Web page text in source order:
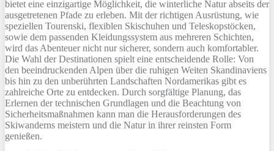
bietet eine einzigartige Möglichkeit, die winterliche Natur abseits der
ausgetretenen Pfade zu erleben. Mit der richtigen Ausrüstung, wie
speziellen Tourenski, flexiblen Skischuhen und Teleskopstöcken,
sowie dem passenden Kleidungssystem aus mehreren Schichten,
wird das Abenteuer nicht nur sicherer, sondern auch komfortabler.
Die Wahl der Destinationen spielt eine entscheidende Rolle: Von
den beeindruckenden Alpen über die ruhigen Weiten Skandinaviens
bis hin zu den unberührten Landschaften Nordamerikas gibt es
zahlreiche Orte zu entdecken. Durch sorgfältige Planung, das
Erlernen der technischen Grundlagen und die Beachtung von
Sicherheitsmaßnahmen kann man die Herausforderungen des
Skiwanderns meistern und die Natur in ihrer reinsten Form
genießen.